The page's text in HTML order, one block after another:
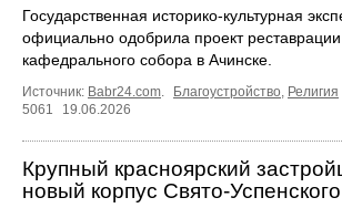
Государственная историко-культурная
официально одобрила проект реставрации
кафедрального собора в Ачинске.
Источник: Babr24.com Благоустройство Религия
5061
19.06.2026
Крупный красноярский
новый корпус Свято-